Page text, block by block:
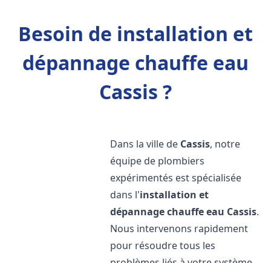
Besoin de installation et
dépannage chauffe eau
Cassis ?
Dans la ville de Cassis, notre
équipe de plombiers
expérimentés est spécialisée
dans l'installation et
dépannage chauffe eau Cassis.
Nous intervenons rapidement
pour résoudre tous les